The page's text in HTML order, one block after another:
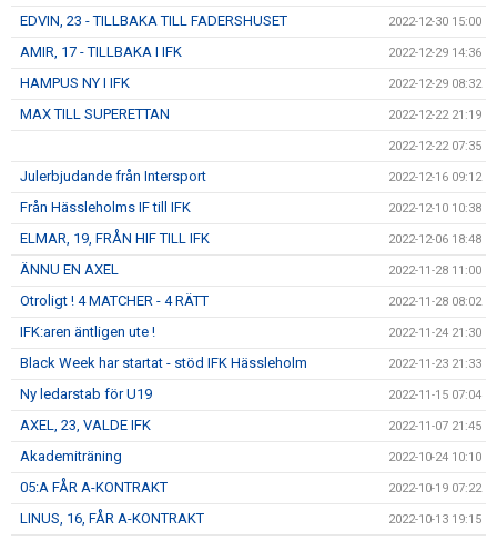
EDVIN, 23 - TILLBAKA TILL FADERSHUSET 2022-12-30 15:00
AMIR, 17 - TILLBAKA I IFK 2022-12-29 14:36
HAMPUS NY I IFK 2022-12-29 08:32
MAX TILL SUPERETTAN 2022-12-22 21:19
2022-12-22 07:35
Julerbjudande från Intersport 2022-12-16 09:12
Från Hässleholms IF till IFK 2022-12-10 10:38
ELMAR, 19, FRÅN HIF TILL IFK 2022-12-06 18:48
ÄNNU EN AXEL 2022-11-28 11:00
Otroligt ! 4 MATCHER - 4 RÄTT 2022-11-28 08:02
IFK:aren äntligen ute ! 2022-11-24 21:30
Black Week har startat - stöd IFK Hässleholm 2022-11-23 21:33
Ny ledarstab för U19 2022-11-15 07:04
AXEL, 23, VALDE IFK 2022-11-07 21:45
Akademiträning 2022-10-24 10:10
05:A FÅR A-KONTRAKT 2022-10-19 07:22
LINUS, 16, FÅR A-KONTRAKT 2022-10-13 19:15